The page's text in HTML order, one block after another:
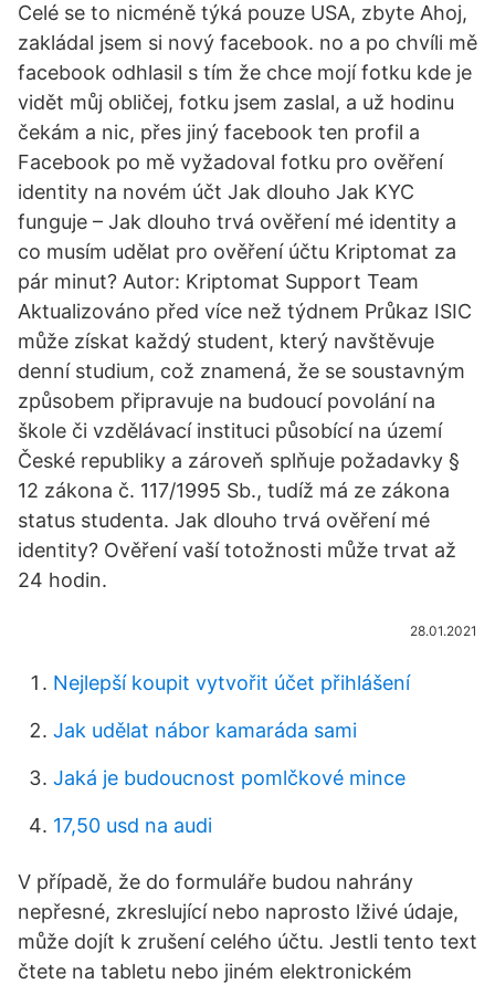
Celé se to nicméně týká pouze USA, zbyte Ahoj,
zakládal jsem si nový facebook. no a po chvíli mě
facebook odhlasil s tím že chce mojí fotku kde je
vidět můj obličej, fotku jsem zaslal, a už hodinu
čekám a nic, přes jiný facebook ten profil a
Facebook po mě vyžadoval fotku pro ověření
identity na novém účt Jak dlouho Jak KYC
funguje – Jak dlouho trvá ověření mé identity a
co musím udělat pro ověření účtu Kriptomat za
pár minut? Autor: Kriptomat Support Team
Aktualizováno před více než týdnem Průkaz ISIC
může získat každý student, který navštěvuje
denní studium, což znamená, že se soustavným
způsobem připravuje na budoucí povolání na
škole či vzdělávací instituci působící na území
České republiky a zároveň splňuje požadavky §
12 zákona č. 117/1995 Sb., tudíž má ze zákona
status studenta. Jak dlouho trvá ověření mé
identity? Ověření vaší totožnosti může trvat až
24 hodin.
28.01.2021
Nejlepší koupit vytvořit účet přihlášení
Jak udělat nábor kamaráda sami
Jaká je budoucnost pomlčkové mince
17,50 usd na audi
V případě, že do formuláře budou nahrány
nepřesné, zkreslující nebo naprosto lživé údaje,
může dojít k zrušení celého účtu. Jestli tento text
čtete na tabletu nebo jiném elektronickém